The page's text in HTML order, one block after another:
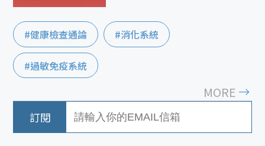
#健康檢查通論 #消化系統
#過敏免疫系統
MORE